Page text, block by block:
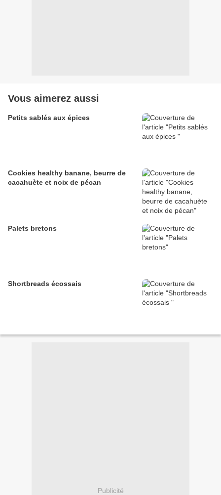
Vous aimerez aussi
Petits sablés aux épices
Cookies healthy banane, beurre de
cacahuète et noix de pécan
Palets bretons
Shortbreads écossais
Publicité